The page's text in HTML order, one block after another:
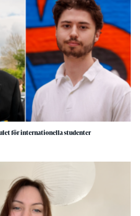
för internationella studenter